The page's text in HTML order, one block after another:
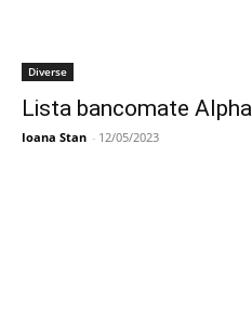
Diverse
Lista bancomate
Ioana Stan - 12/05/2023